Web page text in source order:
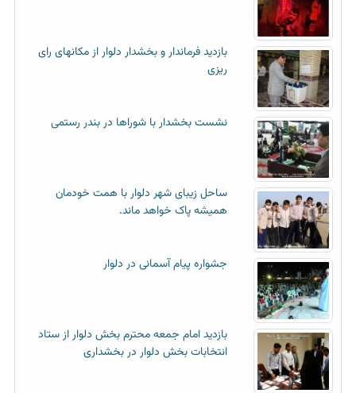
بازدید فرماندار و بخشدار دلوار از مکانهای رای
ریزی
نشست بخشدار با شوراها در بندر رستمی
ساحل زیبای شهر دلوار با همت خودمان
همیشه پاک خواهد ماند.
جشواره پیام آسمانی در دلوار
بازدید امام جمعه محترم بخش دلوار از ستاد
انتخابات بخش دلوار در بخشداری